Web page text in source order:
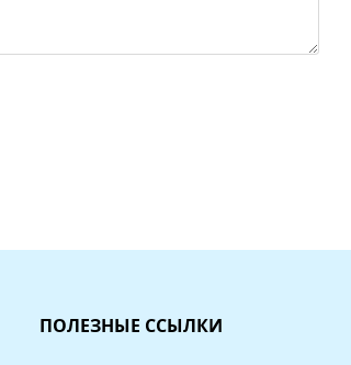
ПОЛЕЗНЫЕ ССЫЛКИ